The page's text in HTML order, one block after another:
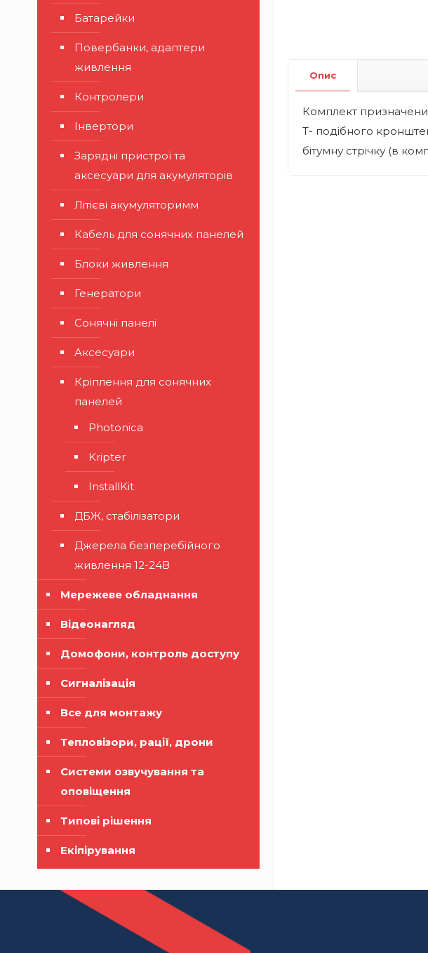
Опис
Комплект
T- подібного
бітумну стрічку (в
Батарейки
Повербанки, адаптери
живлення
Контролери
Інвертори
Зарядні пристрої та
аксесуари для акумуляторів
Літієві акумуляторимм
Кабель для сонячних панелей
Блоки живлення
Генератори
Сонячні панелі
Аксесуари
Кріплення для сонячних
панелей
Photonica
Kripter
InstallKit
ДБЖ, стабілізатори
Джерела безперебійного
живлення 12-24В
Мережеве обладнання
Відеонагляд
Домофони, контроль доступу
Сигналізація
Все для монтажу
Тепловізори, рації, дрони
Системи озвучування та
оповіщення
Типові рішення
Екіпірування